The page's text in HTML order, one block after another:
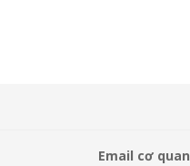
Email cơ quan